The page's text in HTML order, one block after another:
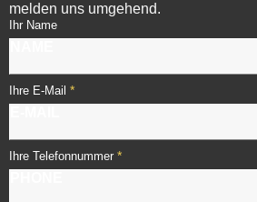
melden uns umgehend.
Ihr Name
Ihre E-Mail *
Ihre Telefonnummer *